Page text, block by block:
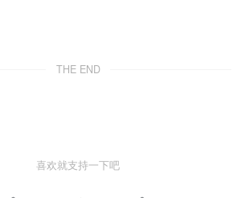
THE END
喜欢就支持一下吧